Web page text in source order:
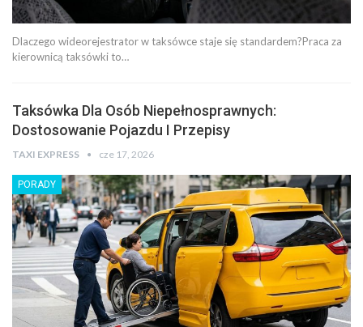
Dlaczego wideorejestrator w taksówce staje się standardem?Praca za
kierownicą taksówki to…
Taksówka Dla Osób Niepełnosprawnych:
Dostosowanie Pojazdu I Przepisy
TAXI EXPRESS cze 17, 2026
PORADY